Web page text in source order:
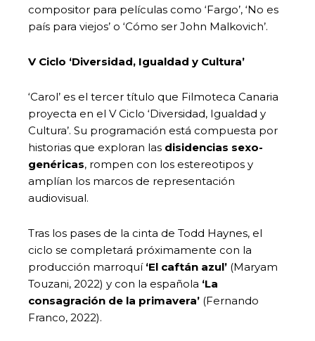
compositor para películas como ‘Fargo’, ‘No es
país para viejos’ o ‘Cómo ser John Malkovich’.
V Ciclo ‘Diversidad, Igualdad y Cultura’
‘Carol’ es el tercer título que Filmoteca Canaria
proyecta en el V Ciclo ‘Diversidad, Igualdad y
Cultura’. Su programación está compuesta por
historias que exploran las disidencias sexo-
genéricas, rompen con los estereotipos y
amplían los marcos de representación
audiovisual.
Tras los pases de la cinta de Todd Haynes, el
ciclo se completará próximamente con la
producción marroquí ‘El caftán azul’ (Maryam
Touzani, 2022) y con la española ‘La
consagración de la primavera’ (Fernando
Franco, 2022).